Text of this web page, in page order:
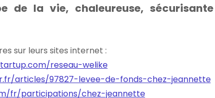
de la vie, chaleureuse,
sur leurs sites internet :
reseau-welike
articles/97827-levee-de-fonds-chez-jeannette
fr/participations/chez-jeannette